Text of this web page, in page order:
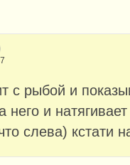
с рыбой и
него и
слева) кстати